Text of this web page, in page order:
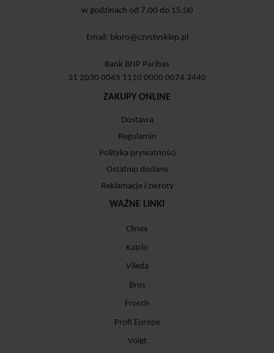
w godzinach od 7.00 do 15.00
Email: biuro@czystysklep.pl
Bank BNP Paribas
31 2030 0045 1110 0000 0074 3440
ZAKUPY ONLINE
Dostawa
Regulamin
Polityka prywatności
Ostatnio dodane
Reklamacje i zwroty
WAŻNE LINKI
Clinex
Katrin
Vileda
Bros
Frosch
Profi Europe
Voigt